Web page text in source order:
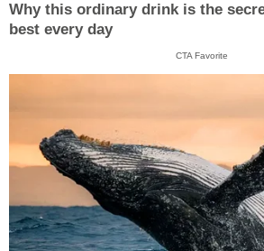
Why this ordinary drink is the
best every day
CTA Favorite